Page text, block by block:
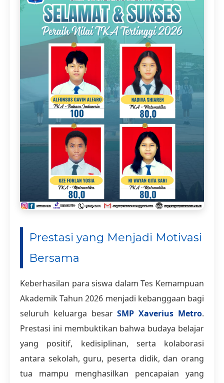
Prestasi yang Menjadi Motivasi
Bersama
Keberhasilan para siswa dalam Tes Kemampuan
Akademik Tahun 2026 menjadi kebanggaan bagi
seluruh keluarga besarSMP Xaverius Metro.
Prestasi ini membuktikan bahwa budaya belajar
yang positif, kedisiplinan, serta kolaborasi
antara sekolah, guru, peserta didik, dan orang
tua mampu menghasilkan pencapaian yang